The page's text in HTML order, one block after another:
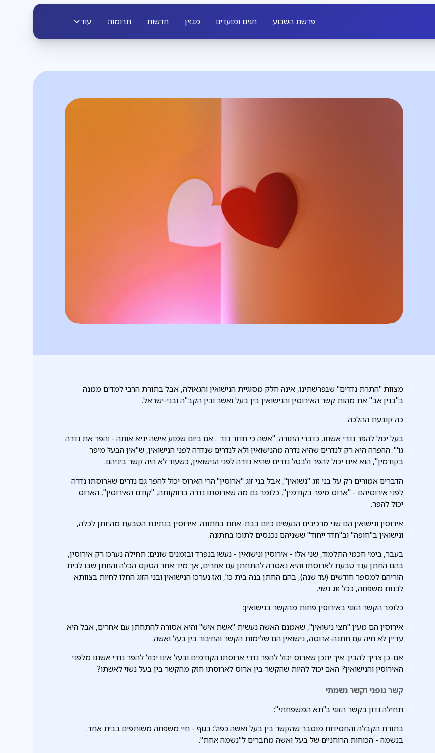
פרשת השבוע חגים ומועדים מגזין חדשות תרומות עוד
מצוות "התרת נדרים" שבפרשתינו, אינה חלק מסוגיית הנישואין והגאולה, אבל בתורת הרבי למדים ממנה
ב"בנין אב" את מהות קשר האירוסין והנישואין בין בעל ואשה ובין הקב"ה ובני-ישראל.
כה קובעת ההלכה:
בעל יכול להפר נדרי אשתו, כדברי התורה: "אשה כי תדור נדר .. אם ביום שמוע אישה יניא אותה - והפר את נדרה
גו'". ההפרה היא רק לנדרים שהיא נדרה מהנישואין ולא לנדרים שנדרה לפני הנישואין, ש"אין הבעל מיפר
בקודמין", הוא אינו יכול להפר ולבטל נדרים שהיא נדרה לפני הנישואין, כשעוד לא היה קשר ביניהם.
הדברים אמורים רק על בני זוג "נשואין", אבל בני זוג "ארוסין" הרי הארוס יכול להפר גם נדרים שארוסתו נדרה
לפני אירוסיהם - "ארוס מיפר בקודמין", כלומר גם מה שארוסתו נדרה ברווקותה, "קודם האירוסין", הארוס
יכול להפר.
אירוסין ונישואין הם שני מרכיבים הנעשים כיום בבת-אחת בחתונה: אירוסין בנתינת הטבעת מהחתן לכלה,
ונישואין ב"חופה" וב"חדר ייחוד" ששניהם נכנסים לתוכו בחתונה.
בעבר, בימי חכמי התלמוד, שני אלו - אירוסין ונישואין - נעשו בנפרד ובזמנים שונים: תחילה נערכו רק אירוסין,
בהם החתן ענד טבעת לארוסתו והיא נאסרה להתחתן עם אחרים, אך מיד אחר הטקס הכלה והחתן שבו לבית
הוריהם למספר חודשים (עד שנה), בהם החתן בנה בית כו', ואז נערכו הנישואין ובני הזוג החלו לחיות בצוותא
לבנות משפחה, ככל זוג נשוי.
כלומר הקשר הזוגי באירוסין פחות מהקשר בנישואין:
אירוסין הם מעין "חצי נישואין", שאמנם האשה נעשית "אשת איש" והיא אסורה להתחתן עם אחרים, אבל היא
עדיין לא חיה עם חתנה-ארוסה, נישואין הם שלימות הקשר והחיבור בין בעל ואשה.
אם-כן צריך להבין: איך יתכן שארוס יכול להפר נדרי ארוסתו הקודמים ובעל אינו יכול להפר נדרי אשתו מלפני
האירוסין והנישואין? האם יכול להיות שהקשר בין ארוס לארוסתו חזק מהקשר בין בעל נשוי לאשתו?
קשר גופני וקשר נשמתי
תחילה נדון בקשר הזוגי ב"תא המשפחתי":
בתורת הקבלה והחסידות מוסבר שהקשר בין בעל ואשה כפול: בגוף - חיי משפחה משותפים בבית אחד.
בנשמה - הכוחות הרוחניים של בעל ואשה מחברים ל"נשמה אחת".